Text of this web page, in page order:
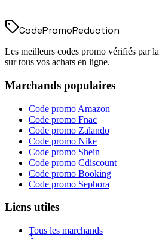
CodePromoReduction
Les meilleurs codes promo vérifiés par
sur tous vos achats en ligne.
Marchands populaires
Code promo Amazon
Code promo Fnac
Code promo Zalando
Code promo Nike
Code promo Shein
Code promo Cdiscount
Code promo Booking
Code promo Sephora
Liens utiles
Tous les marchands